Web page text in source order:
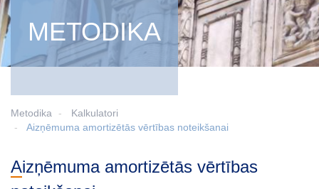
METODIKA
Metodika
Kalkulatori
Aizņēmuma amortizētās vērtības noteikšanai
Aizņēmuma amortizētās vērtības